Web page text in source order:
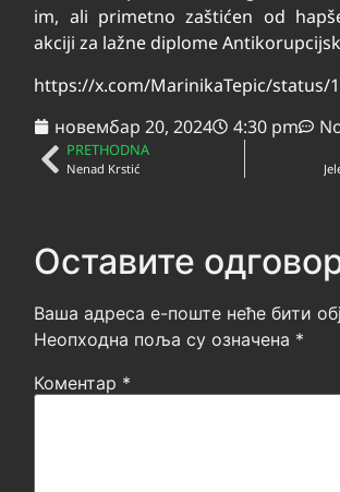
im, ali primetno zaštićen od
akciji za lažne diplome
https://x.com/MarinikaTepic/status/
новембар 20, 2024
4:30 pm
PRETHODNA
Nenad Krstić
Оставите
Ваша адреса е-поште неће бити
Неопходна поља су означена *
Коментар *